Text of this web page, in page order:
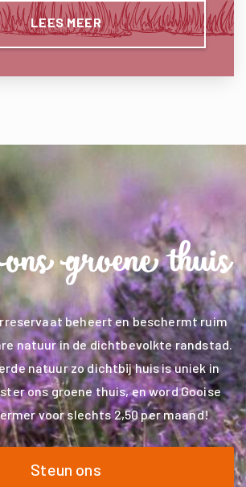
LEES MEER
beheert en beschermt ruim
natuur in de dichtbevolkte randstad.
natuur zo dichtbij huis is uniek in
ons groene thuis, en word Gooise
voor slechts 2,50 per maand!
Steun ons